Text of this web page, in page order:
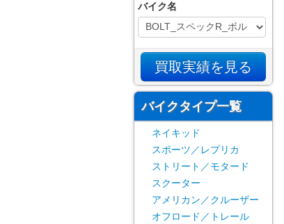
バイク名
バイクタイプ一覧
ネイキッド
スポーツ／レプリカ
ストリート／モタード
スクーター
アメリカン／クルーザー
オフロード／トレール